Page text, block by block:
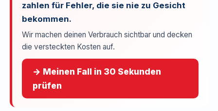
zahlen für Fehler, die sie nie zu Gesicht
bekommen.
Wir machen deinen Verbrauch sichtbar und decken
die versteckten Kosten auf.
→ Meinen Fall in 30 Sekunden
prüfen